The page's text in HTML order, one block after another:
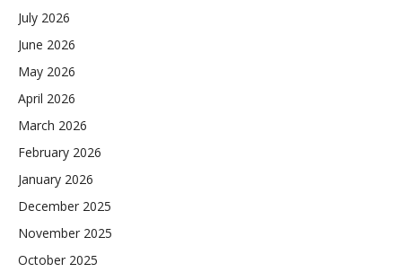
July 2026
June 2026
May 2026
April 2026
March 2026
February 2026
January 2026
December 2025
November 2025
October 2025